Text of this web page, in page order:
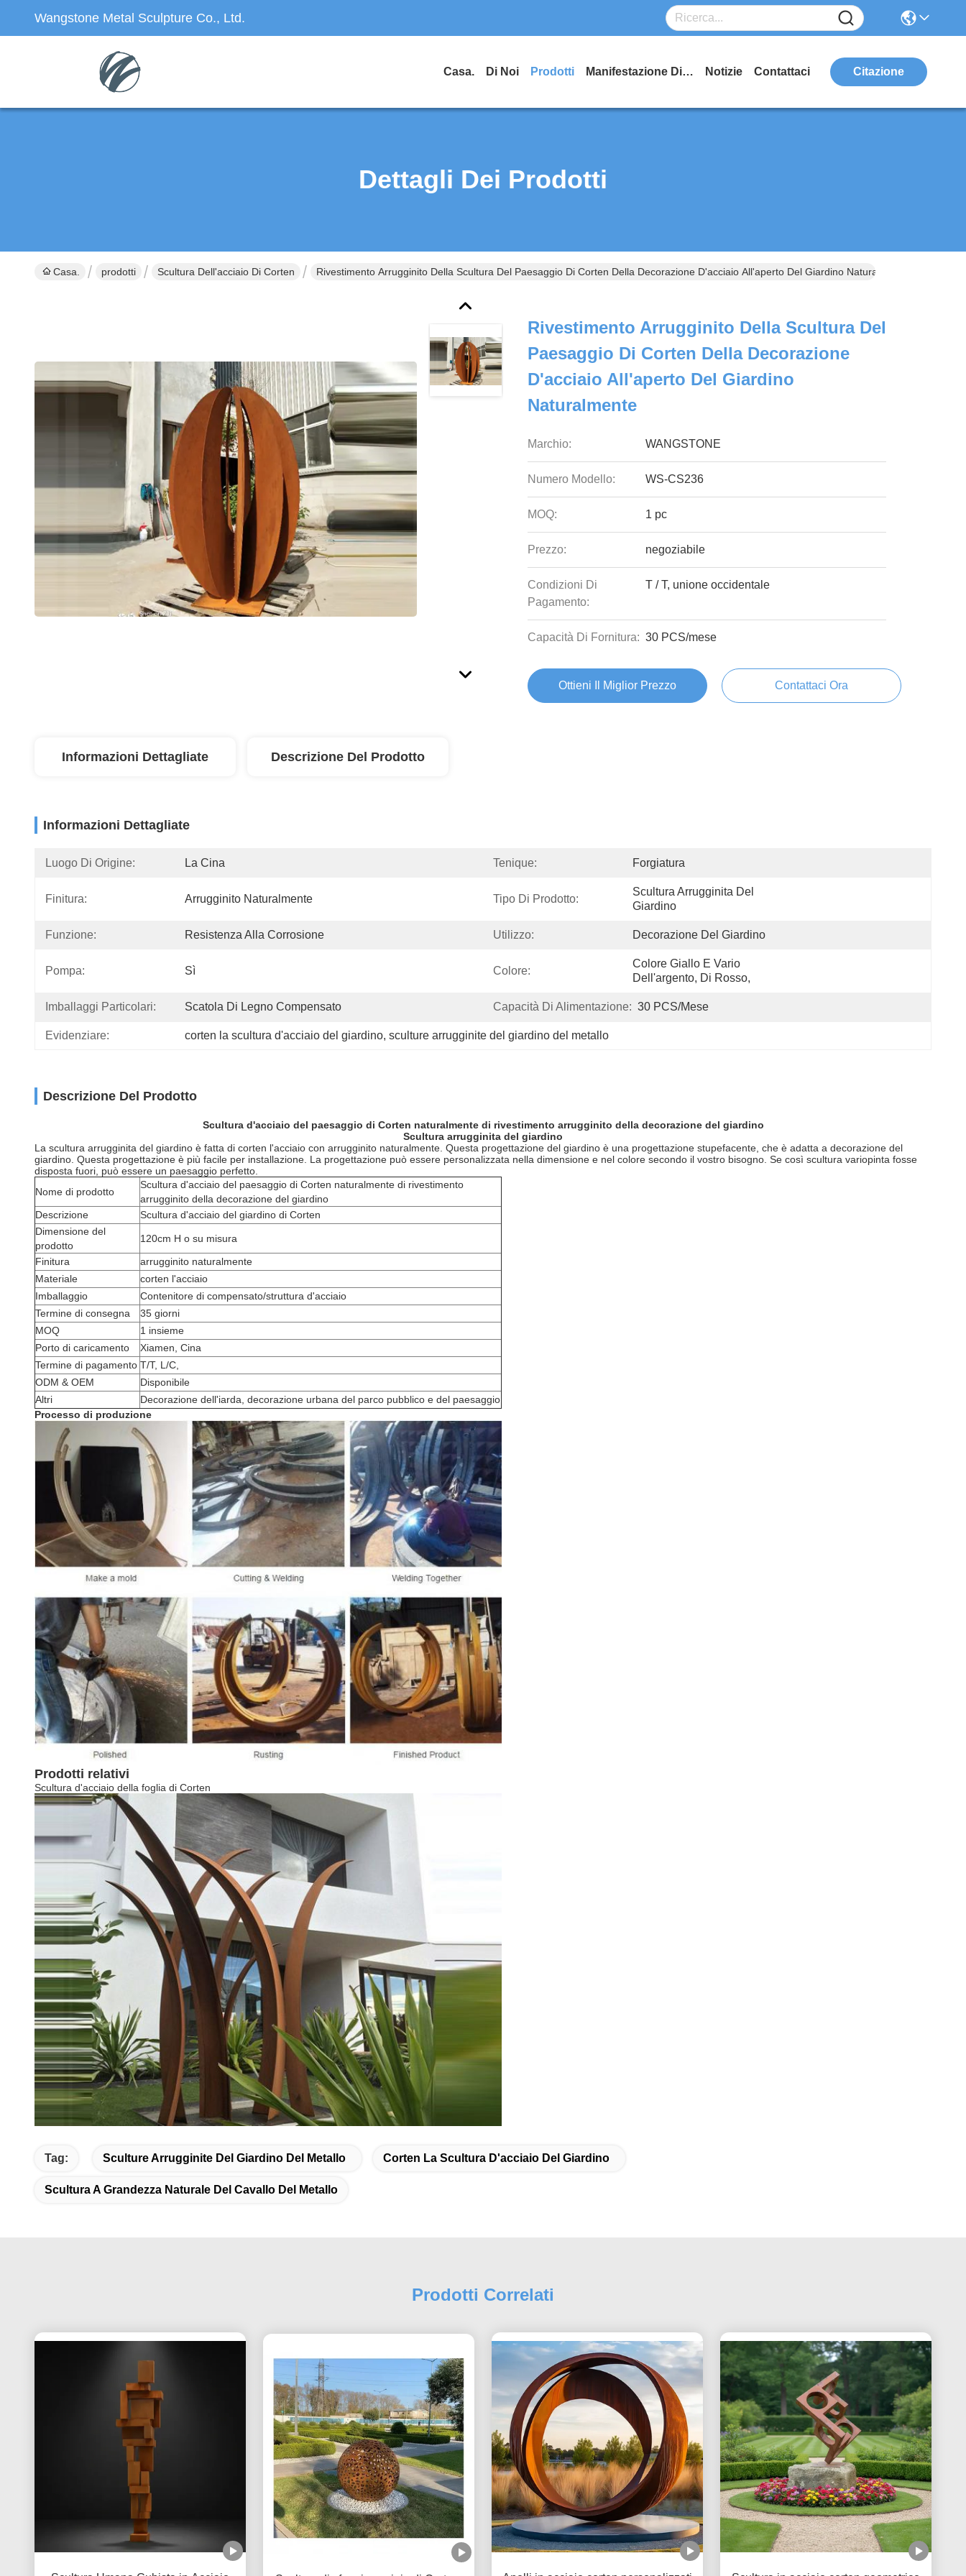
Wangstone Metal Sculpture Co., Ltd.
Casa. Di Noi Prodotti Manifestazione Di VR Notizie Contattaci Citazione
Dettagli Dei Prodotti
Casa. prodotti Scultura Dell'acciaio Di Corten Rivestimento Arrugginito Della Scultura Del Paesaggio Di Corten Della Decorazione D'acciaio All'aperto Del Giardino Naturalmente
Rivestimento Arrugginito Della Scultura Del
Paesaggio Di Corten Della Decorazione
D'acciaio All'aperto Del Giardino
Naturalmente
Marchio: WANGSTONE
Numero Modello: WS-CS236
MOQ: 1 pc
Prezzo: negoziabile
Condizioni Di
Pagamento:
T / T, unione occidentale
Capacità Di Fornitura: 30 PCS/mese
Ottieni Il Miglior Prezzo Contattaci Ora
Informazioni Dettagliate Descrizione Del Prodotto
Informazioni Dettagliate
Luogo Di Origine: La Cina Tenique: Forgiatura
Finitura: Arrugginito Naturalmente Tipo Di Prodotto:
Scultura Arrugginita Del
Giardino
Funzione: Resistenza Alla Corrosione Utilizzo: Decorazione Del Giardino
Pompa: Sì Colore:
Colore Giallo E Vario
Dell'argento, Di Rosso,
Imballaggi Particolari: Scatola Di Legno Compensato Capacità Di Alimentazione: 30 PCS/mese
Evidenziare: corten la scultura d'acciaio del giardino, sculture arrugginite del giardino del metallo
Descrizione Del Prodotto
Scultura d'acciaio del paesaggio di Corten naturalmente di rivestimento arrugginito della decorazione del giardino
Scultura arrugginita del giardino
La scultura arrugginita del giardino è fatta di corten l'acciaio con arrugginito naturalmente. Questa progettazione del giardino è una progettazione stupefacente, che è adatta a decorazione del
giardino. Questa progettazione è più facile per installazione. La progettazione può essere personalizzata nella dimensione e nel colore secondo il vostro bisogno. Se così scultura variopinta fosse
disposta fuori, può essere un paesaggio perfetto.
Nome di prodotto
Scultura d'acciaio del paesaggio di Corten naturalmente di rivestimento
arrugginito della decorazione del giardino
Descrizione
Scultura d'acciaio del giardino di Corten
Dimensione del
prodotto
120cm H o su misura
Finitura
arrugginito naturalmente
Materiale
corten l'acciaio
Imballaggio
Contenitore di compensato/struttura d'acciaio
Termine di consegna
35 giorni
MOQ
1 insieme
Porto di caricamento
Xiamen, Cina
Termine di pagamento T/T, L/C,
ODM & OEM
Disponibile
Altri
Decorazione dell'iarda, decorazione urbana del parco pubblico e del paesaggio
Processo di produzione
Prodotti relativi
Scultura d'acciaio della foglia di Corten
Tag: Sculture Arrugginite Del Giardino Del Metallo Corten La Scultura D'acciaio Del Giardino
Scultura A Grandezza Naturale Del Cavallo Del Metallo
Prodotti Correlati